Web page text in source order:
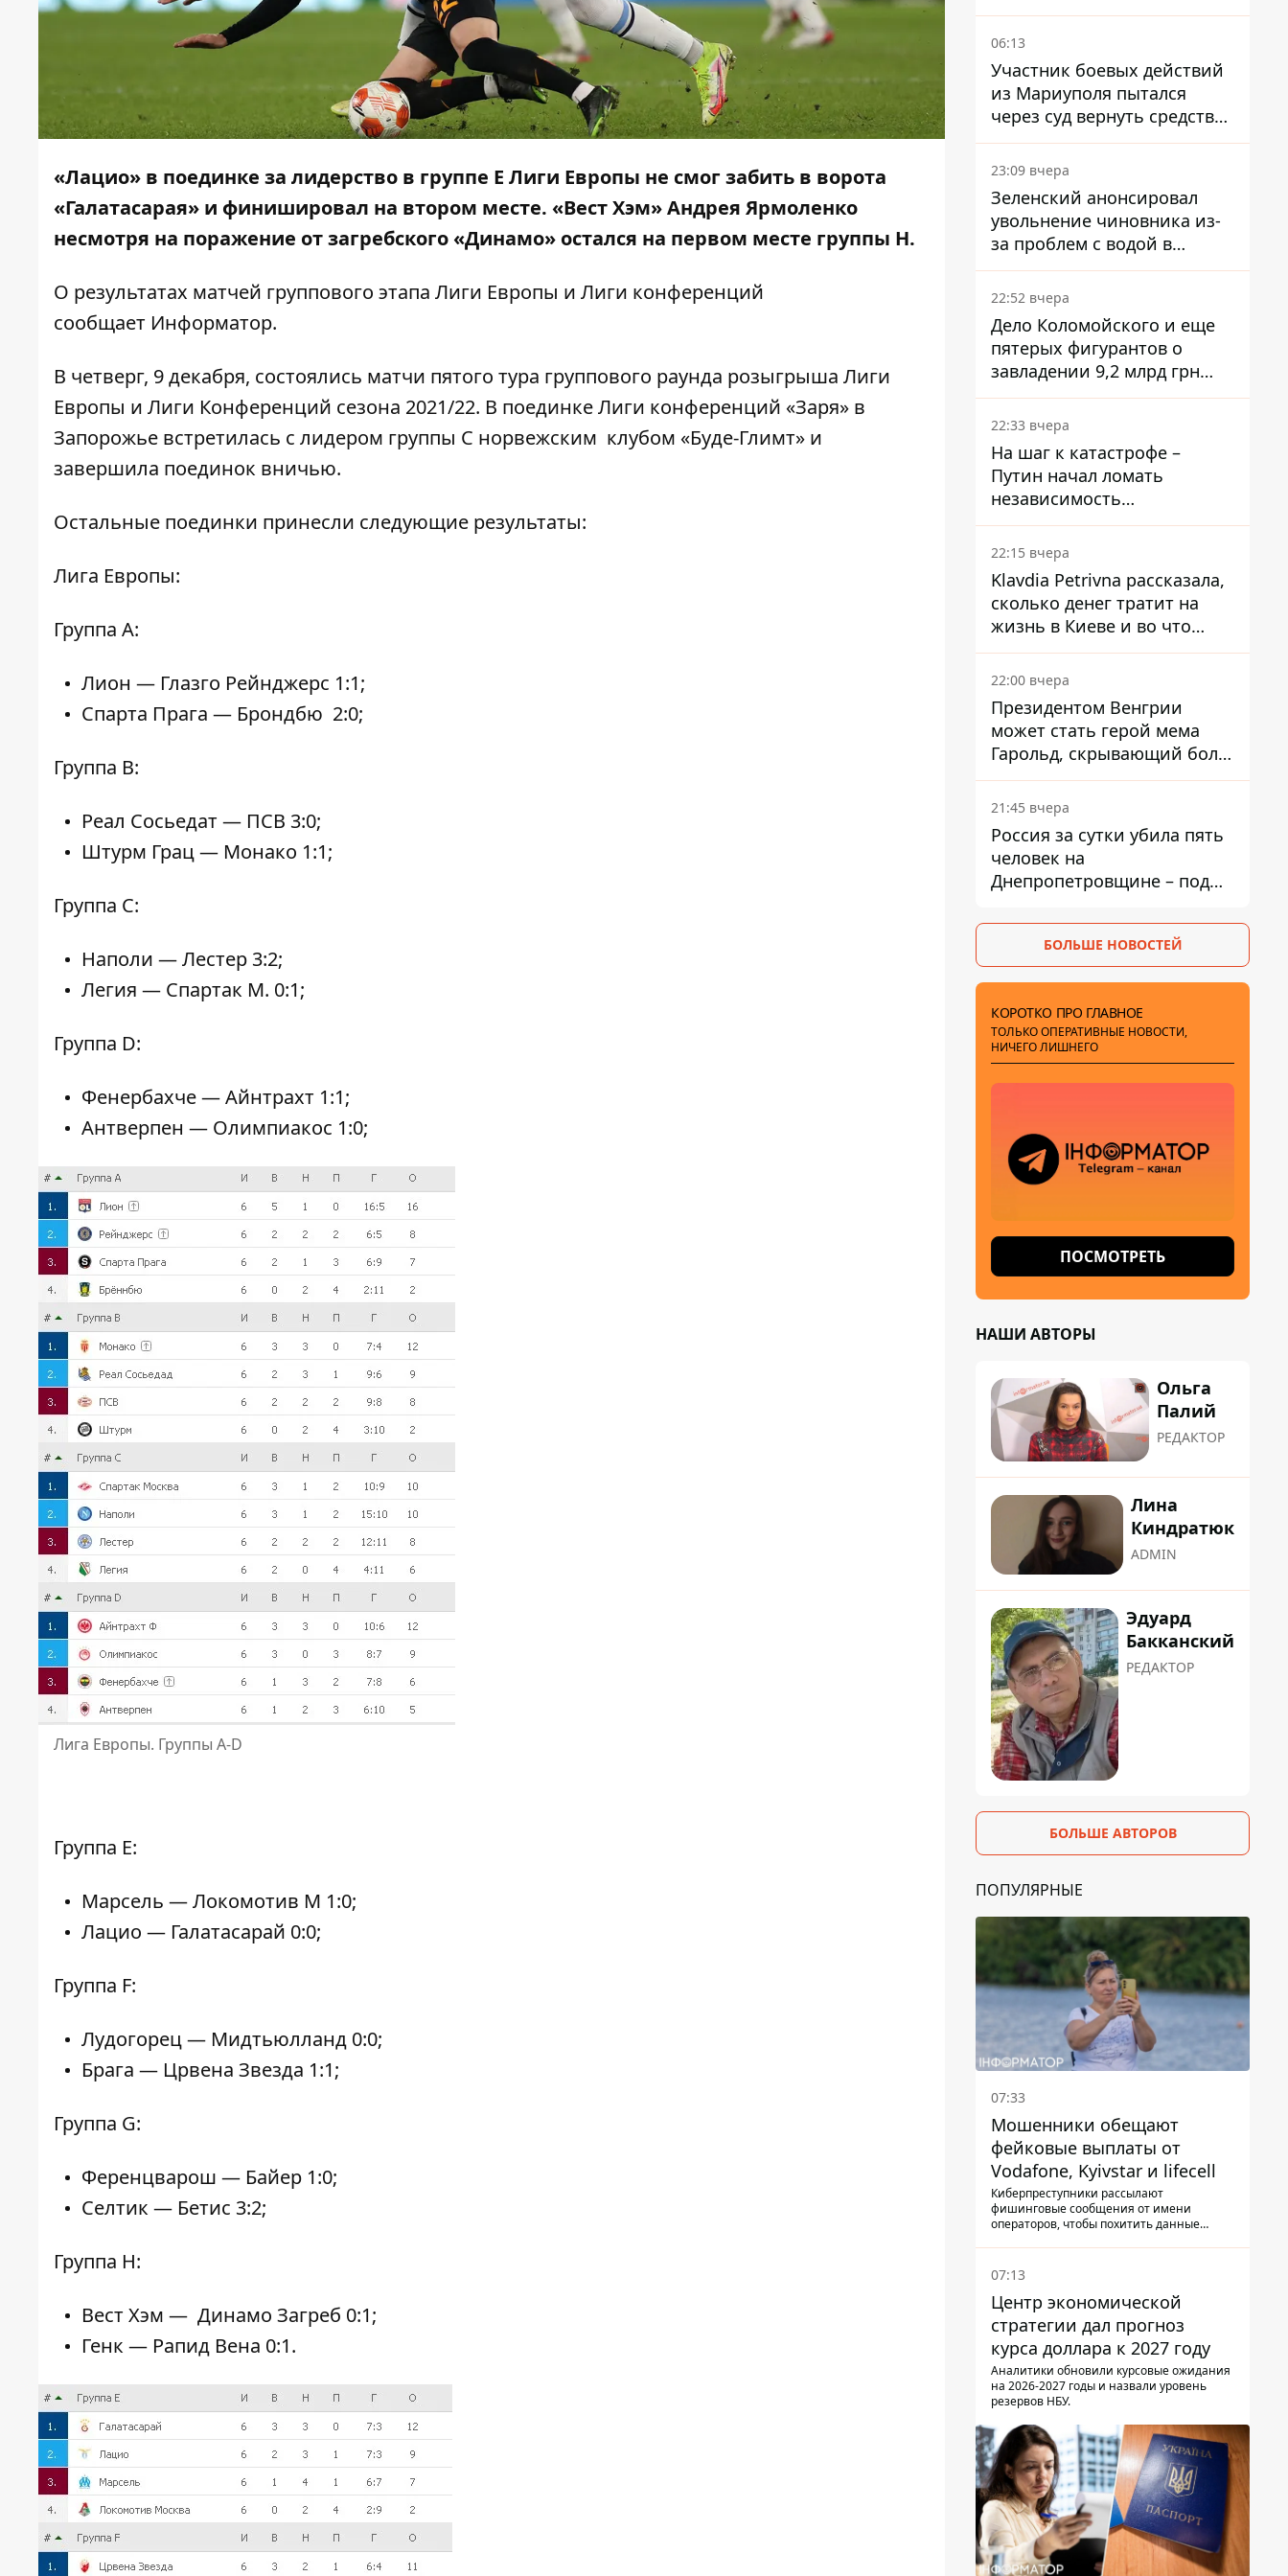
«Лацио» в поединке за лидерство в группе Е Лиги Европы не смог забить в ворота
«Галатасарая» и финишировал на втором месте. «Вест Хэм» Андрея Ярмоленко
несмотря на поражение от загребского «Динамо» остался на первом месте группы Н.
О результатах матчей группового этапа Лиги Европы и Лиги конференций
сообщает Информатор.
В четверг, 9 декабря, состоялись матчи пятого тура группового раунда розыгрыша Лиги
Европы и Лиги Конференций сезона 2021/22. В поединке Лиги конференций «Заря» в
Запорожье встретилась с лидером группы С норвежским клубом «Буде-Глимт» и
завершила поединок вничью.
Остальные поединки принесли следующие результаты:
Лига Европы:
Группа А:
Лион — Глазго Рейнджерс 1:1;
Спарта Прага — Брондбю 2:0;
Группа В:
Реал Сосьедат — ПСВ 3:0;
Штурм Грац — Монако 1:1;
Группа С:
Наполи — Лестер 3:2;
Легия — Спартак М. 0:1;
Группа D:
Фенербахче — Айнтрахт 1:1;
Антверпен — Олимпиакос 1:0;
Лига Европы. Группы A-D
Группа E:
Марсель — Локомотив М 1:0;
Лацио — Галатасарай 0:0;
Группа F:
Лудогорец — Мидтьюлланд 0:0;
Брага — Црвена Звезда 1:1;
Группа G:
Ференцварош — Байер 1:0;
Селтик — Бетис 3:2;
Группа H:
Вест Хэм — Динамо Загреб 0:1;
Генк — Рапид Вена 0:1.
06:13
Участник боевых действий
из Мариуполя пытался
через суд вернуть средства
субсидии со счета в
Ощадбанке – каким было
решение
23:09 вчера
Зеленский анонсировал
увольнение чиновника из-
за проблем с водой в
Марганце
22:52 вчера
Дело Коломойского и еще
пятерых фигурантов о
завладении 9,2 млрд грн
ПриватБанка направили в
суд
22:33 вчера
На шаг к катастрофе –
Путин начал ломать
независимость
собственного Центробанка,
заставив снизить базовую
ставку
22:15 вчера
Klavdia Petrivna рассказала,
сколько денег тратит на
жизнь в Киеве и во что
вкладывает миллионы
22:00 вчера
Президентом Венгрии
может стать герой мема
Гарольд, скрывающий боль
– он возглавил народное
голосование
21:45 вчера
Россия за сутки убила пять
человек на
Днепропетровщине – под
районов области
БОЛЬШЕ НОВОСТЕЙ
КОРОТКО ПРО ГЛАВНОЕ
ТОЛЬКО ОПЕРАТИВНЫЕ НОВОСТИ,
НИЧЕГО ЛИШНЕГО
ПОСМОТРЕТЬ
НАШИ АВТОРЫ
Ольга
Палий
РЕДАКТОР
Лина
Киндратюк
ADMIN
Эдуард
Бакканский
РЕДАКТОР
БОЛЬШЕ АВТОРОВ
ПОПУЛЯРНЫЕ
07:33
Мошенники обещают
фейковые выплаты от
Vodafone, Kyivstar и lifecell
Киберпреступники рассылают
фишинговые сообщения от имени
операторов, чтобы похитить данные
07:13
Центр экономической
стратегии дал прогноз
курса доллара к 2027 году
Аналитики обновили курсовые ожидания
на 2026-2027 годы и назвали уровень
резервов НБУ.